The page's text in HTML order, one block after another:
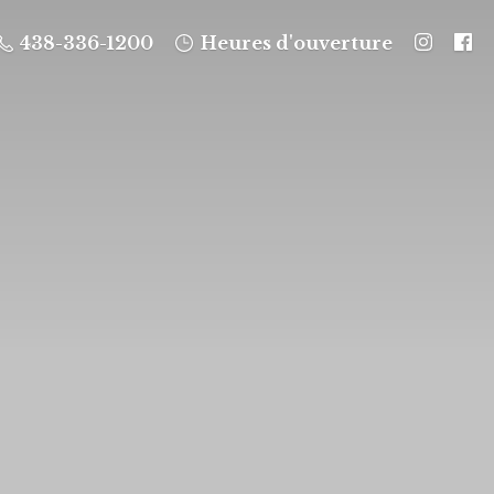
438-336-1200 Heures d'ouverture